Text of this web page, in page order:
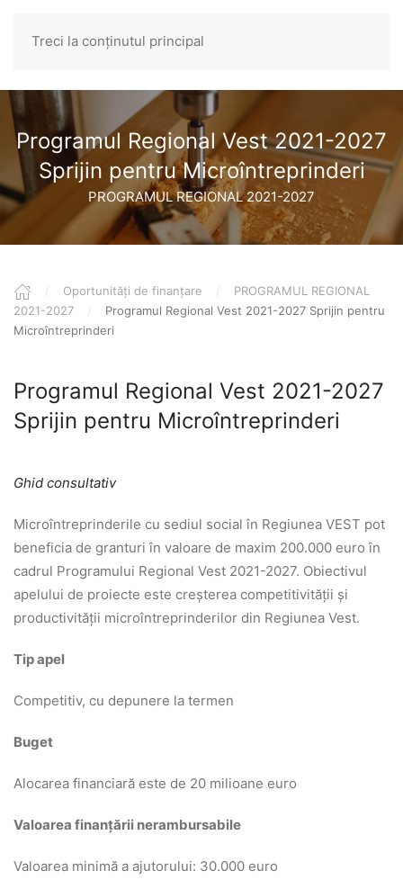
Treci la conținutul principal
Programul Regional Vest 2021-2027
Sprijin pentru Microîntreprinderi
PROGRAMUL REGIONAL 2021-2027
Oportunități de finanțare
PROGRAMUL REGIONAL
2021-2027
Programul Regional Vest 2021-2027 Sprijin pentru
Microîntreprinderi
Programul Regional Vest 2021-2027
Sprijin pentru Microîntreprinderi
Ghid consultativ
Microîntreprinderile cu sediul social în Regiunea VEST pot
beneficia de granturi în valoare de maxim 200.000 euro în
cadrul Programului Regional Vest 2021-2027. Obiectivul
apelului de proiecte este creșterea competitivității și
productivității microîntreprinderilor din Regiunea Vest.
Tip apel
Competitiv, cu depunere la termen
Buget
Alocarea financiară este de 20 milioane euro
Valoarea finanțării nerambursabile
Valoarea minimă a ajutorului: 30.000 euro